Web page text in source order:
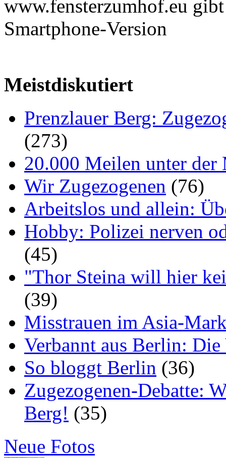
www.fensterzumhof.eu
Smartphone-Version
Meistdiskutiert
Prenzlauer Berg:
(273)
20.000 Meilen unter
Wir Zugezogenen (76)
Arbeitslos und allein:
Hobby: Polizei nerven
(45)
"Thor Steina will hier
(39)
Misstrauen im Asia-
Verbannt aus Berlin:
So bloggt Berlin (36)
Zugezogenen-Debatte:
Berg! (35)
Neue Fotos